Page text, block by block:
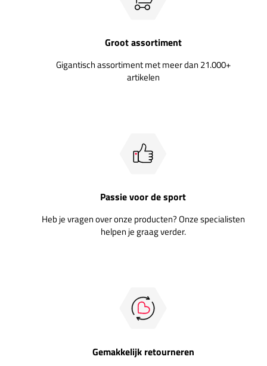
Groot assortiment
Gigantisch assortiment met meer dan 21.000+
artikelen
Passie voor de sport
Heb je vragen over onze producten? Onze specialisten
helpen je graag verder.
Gemakkelijk retourneren